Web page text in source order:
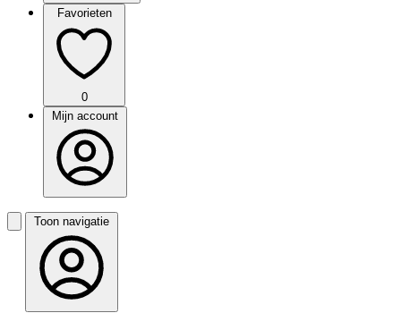
Favorieten
0
Mijn account
Toon navigatie